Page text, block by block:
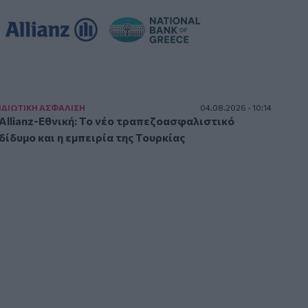
ΙΔΙΩΤΙΚΗ ΑΣΦAΛΙΣΗ 04.08.2026 - 10:14
Allianz-Εθνική: Το νέο τραπεζοασφαλιστικό
δίδυμο και η εμπειρία της Τουρκίας